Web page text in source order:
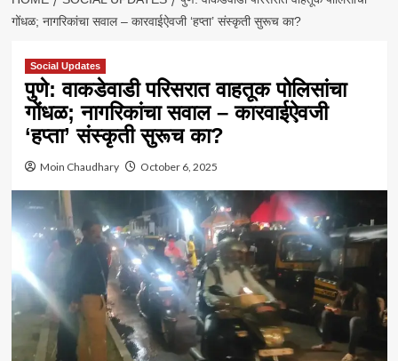
गोंधळ; नागरिकांचा सवाल – कारवाईऐवजी ‘हप्ता’ संस्कृती सुरूच का?
Social Updates
पुणे: वाकडेवाडी परिसरात वाहतूक पोलिसांचा
गोंधळ; नागरिकांचा सवाल – कारवाईऐवजी
‘हप्ता’ संस्कृती सुरूच का?
Moin Chaudhary October 6, 2025